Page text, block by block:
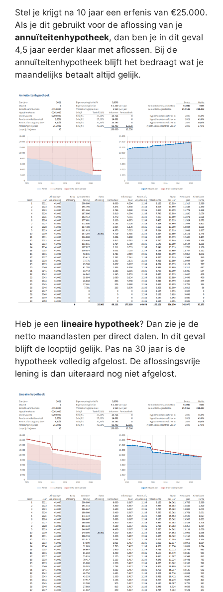
Stel je krijgt na 10 jaar een erfenis van €25.000.
Als je dit gebruikt voor de aflossing van je
annuïteitenhypotheek, dan ben je in dit geval
4,5 jaar eerder klaar met aflossen. Bij de
annuïteitenhypotheek blijft het bedraagt wat je
maandelijks betaalt altijd gelijk.
Heb je een lineaire hypotheek? Dan zie je de
netto maandlasten per direct dalen. In dit geval
blijft de looptijd gelijk. Pas na 30 jaar is de
hypotheek volledig afgelost. De aflossingsvrije
lening is dan uiteraard nog niet afgelost.